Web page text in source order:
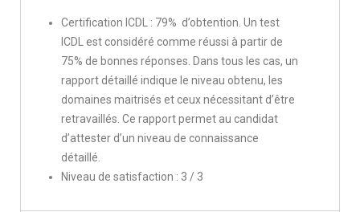
Certification ICDL : 79% d’obtention. Un test
ICDL est considéré comme réussi à partir de
75% de bonnes réponses. Dans tous les cas, un
rapport détaillé indique le niveau obtenu, les
domaines maitrisés et ceux nécessitant d’être
retravaillés. Ce rapport permet au candidat
d’attester d’un niveau de connaissance
détaillé.
Niveau de satisfaction : 3 / 3